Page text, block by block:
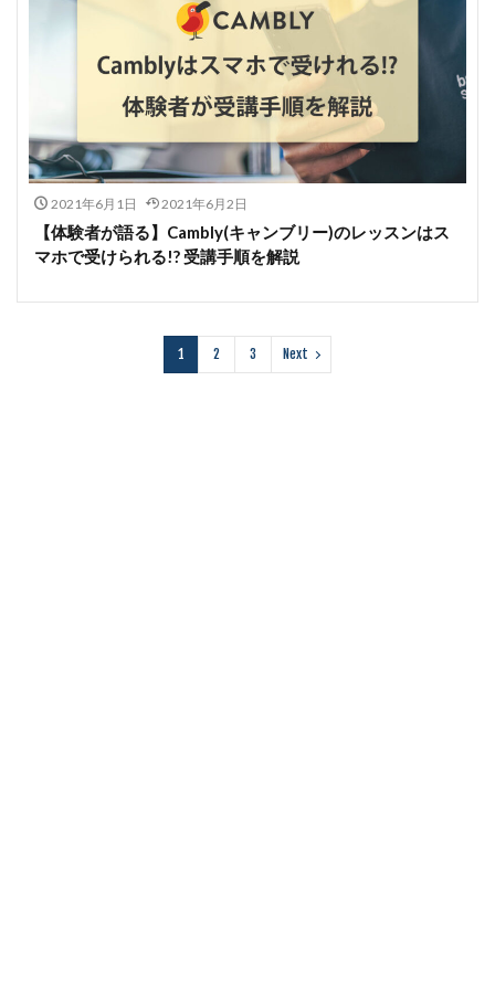
2021年6月1日 2021年6月2日
【体験者が語る】Cambly(キャンブリー)のレッスンはス
マホで受けられる!? 受講手順を解説
1 2 3 Next